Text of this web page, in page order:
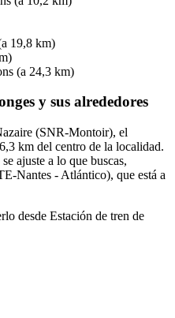
19,8 km)
(a 24,3 km)
y sus alrededores
(SNR-Montoir), el
km del centro de la localidad.
ajuste a lo que buscas,
Nantes - Atlántico), que está a
desde Estación de tren de